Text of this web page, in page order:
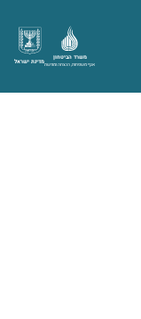
מדינת ישראל
משרד הביטחון
אגף משפחות, הנצחה ומורשת